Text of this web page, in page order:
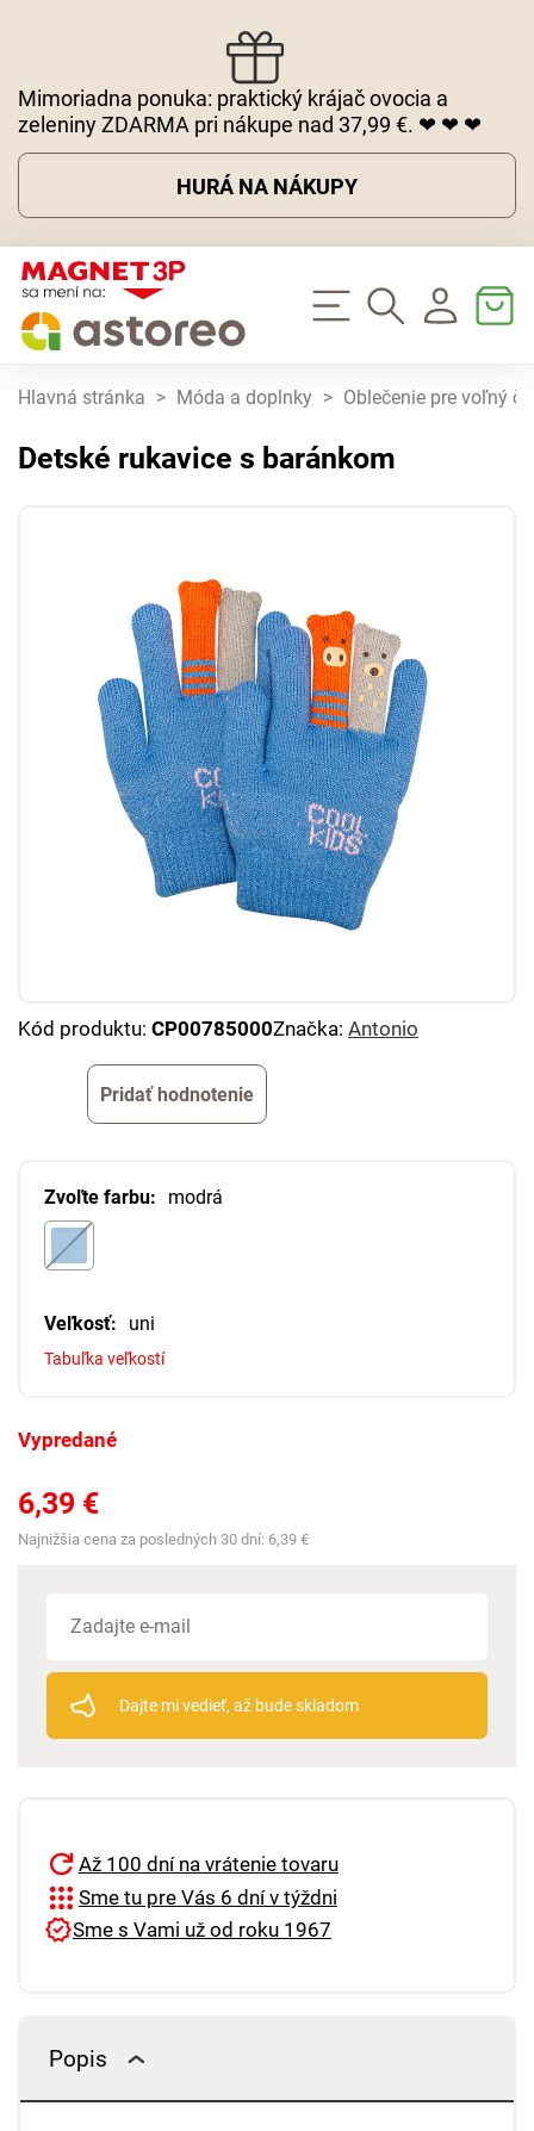
Mimoriadna ponuka: praktický krájač ovocia a
zeleniny ZDARMA pri nákupe nad 37,99 €. ❤ ❤ ❤
HURÁ NA NÁKUPY
Hlavná stránka > Móda a doplnky > Oblečenie pre voľný
Detské rukavice s baránkom
Kód produktu: CP00785000Značka: Antonio
Pridať hodnotenie
Zvoľte farbu: modrá
Veľkosť: uni
Tabuľka veľkostí
6,39 €
Najnižšia cena za posledných 30 dní: 6,39 €
Vypredané
Dajte mi vedieť, až bude skladom
Až 100 dní na vrátenie tovaru
Sme tu pre Vás 6 dní v týždni
Sme s Vami už od roku 1967
Popis